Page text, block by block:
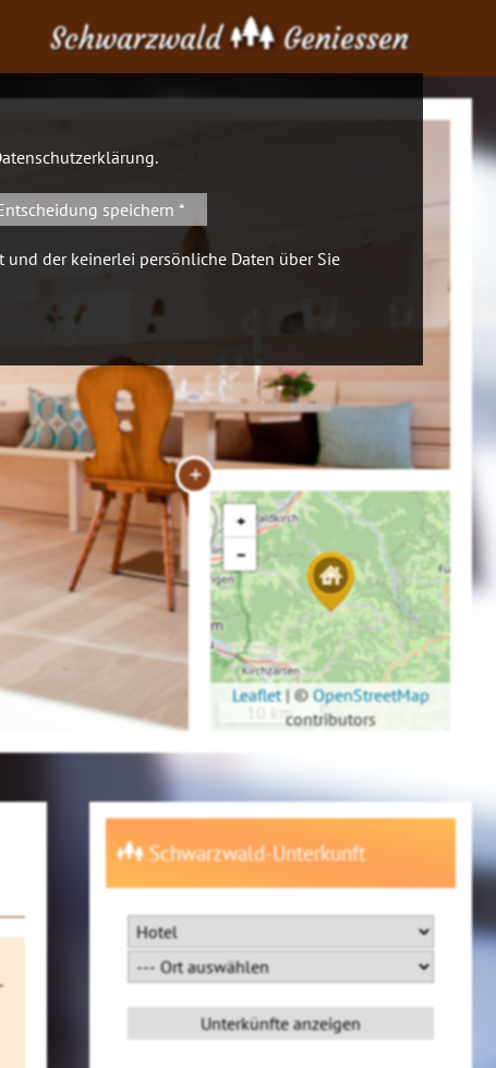
Schwarzwald Geniessen
+
+
−
10 km
Leaflet |©OpenStreetMap
contributors
Schwarzwald-Unterkunft
.
speichern *
der keinerlei persönliche Daten über Sie